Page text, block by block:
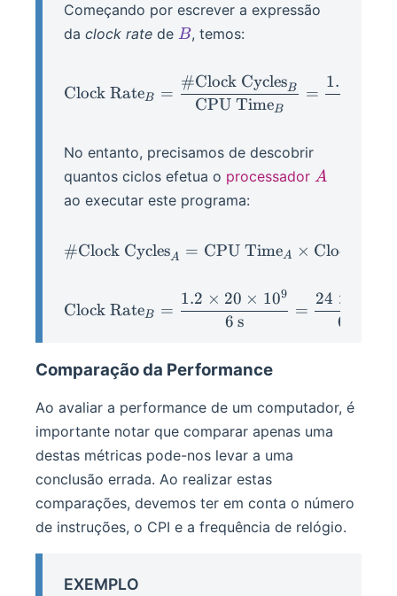
Começando por escrever a expressão
da clock rate de B
B, temos:
\text{Clock Rate}_B =
Clock RateB =
CPU TimeB
#Clock CyclesB =
1.2
No entanto, precisamos de descobrir
quantos ciclos efetua o processador A
A
ao executar este programa:
\#\text{Clock
#Clock CyclesA = CPU TimeA × Clock Rate
\text{Clock Rate}_B =
Clock RateB =
6 s
1.2 × 20 × 109
=
6
24 ×
Comparação da Performance
Ao avaliar a performance de um computador, é
importante notar que comparar apenas uma
destas métricas pode-nos levar a uma
conclusão errada. Ao realizar estas
comparações, devemos ter em conta o número
de instruções, o CPI e a frequência de relógio.
EXEMPLO